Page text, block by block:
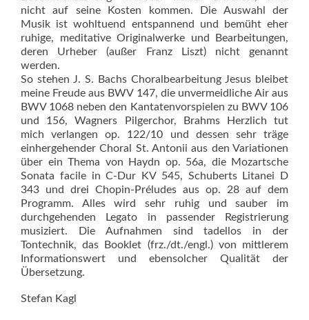
nicht auf seine Kosten kommen. Die Auswahl der
Musik ist wohltuend entspannend und bemüht eher
ruhige, meditative Originalwerke und Bearbeitungen,
deren Urheber (außer Franz Liszt) nicht genannt
werden.
So stehen J. S. Bachs Choralbearbeitung Jesus bleibet
meine Freude aus BWV 147, die unvermeid­liche Air aus
BWV 1068 neben den Kantatenvorspielen zu BWV 106
und 156, Wagners Pilgerchor, Brahms Herzlich tut
mich verlangen op. 122/10 und dessen sehr träge
einhergehender Choral St. Antonii aus den Variationen
über ein Thema von Haydn op. 56a, die Mozartsche
Sonata facile in C-Dur KV 545, Schuberts Litanei D
343 und drei Chopin-Préludes aus op. 28 auf dem
Programm. Alles wird sehr ruhig und sauber im
durchgehenden Legato in passender Registrierung
musiziert. Die Aufnahmen sind tadellos in der
Tontechnik, das Book­let (frz./dt./engl.) von mittlerem
Informationswert und ebensolcher Qualität der
Übersetzung.
Stefan Kagl